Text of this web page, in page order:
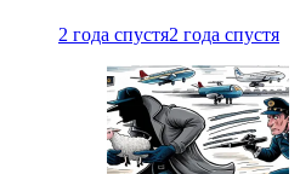
2 года спустя2 года спустя